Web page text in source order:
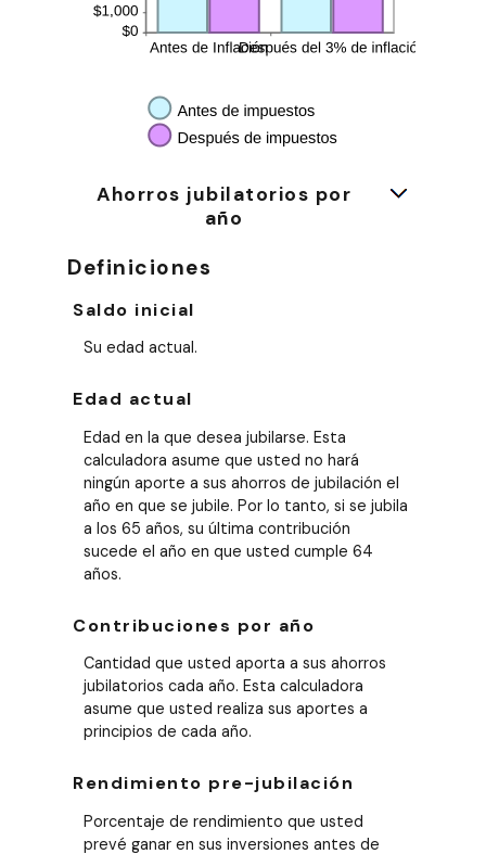
Ahorros jubilatorios por
año
Definiciones
Saldo inicial
Su edad actual.
Edad actual
Edad en la que desea jubilarse. Esta
calculadora asume que usted no hará
ningún aporte a sus ahorros de jubilación el
año en que se jubile. Por lo tanto, si se jubila
a los 65 años, su última contribución
sucede el año en que usted cumple 64
años.
Contribuciones por año
Cantidad que usted aporta a sus ahorros
jubilatorios cada año. Esta calculadora
asume que usted realiza sus aportes a
principios de cada año.
Rendimiento pre-jubilación
Porcentaje de rendimiento que usted
prevé ganar en sus inversiones antes de